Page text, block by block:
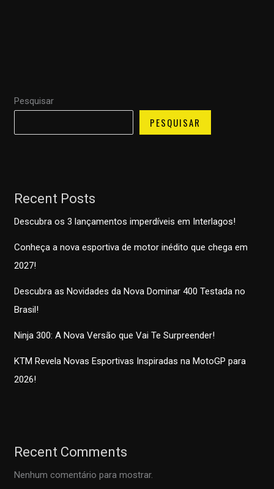
Pesquisar
PESQUISAR
Recent Posts
Descubra os 3 lançamentos imperdíveis em Interlagos!
Conheça a nova esportiva de motor inédito que chega em
2027!
Descubra as Novidades da Nova Dominar 400 Testada no
Brasil!
Ninja 300: A Nova Versão que Vai Te Surpreender!
KTM Revela Novas Esportivas Inspiradas na MotoGP para
2026!
Recent Comments
Nenhum comentário para mostrar.